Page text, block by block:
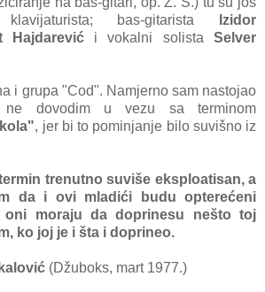
bas-gitarista
Izidor
Hajdarevići vokalni solistaSelver
i grupa "Cod". Namjerno sam nastojao
dovodim u vezu sa terminom
, jer bi to pominjanje bilo suvišno iz
trenutno suviše eksploatisan, a
da i ovi mladići budu opterećeni
oni moraju da doprinesu nešto toj
ko joj je i šta i doprineo.
(Džuboks, mart 1977.)